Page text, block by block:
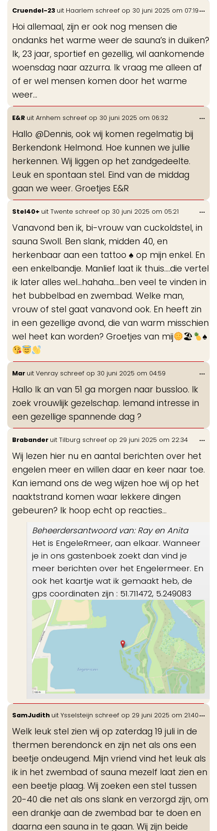
Cruendel-23 uit Haarlem schreef op 30 juni 2025 om 07:19
Hoi allemaal, zijn er ook nog mensen die
ondanks het warme weer de sauna’s in duiken?
Ik, 23 jaar, sportief en gezellig, wil aankomende
woensdag naar azzurra. Ik vraag me alleen af
of er wel mensen komen door het warme
weer…
...
E&R uit Arnhem schreef op 30 juni 2025 om 06:32
Hallo @Dennis, ook wij komen regelmatig bij
Berkendonk Helmond. Hoe kunnen we jullie
herkennen. Wij liggen op het zandgedeelte.
Leuk en spontaan stel. Eind van de middag
gaan we weer. Groetjes E&R
...
Stel40+ uit Twente schreef op 30 juni 2025 om 05:21
Vanavond ben ik, bi-vrouw van cuckoldstel, in
sauna Swoll. Ben slank, midden 40, en
herkenbaar aan een tattoo ♠️ op mijn enkel. En
een enkelbandje. Manlief laat ik thuis....die vertel
ik later alles wel...hahaha....ben veel te vinden in
het bubbelbad en zwembad. Welke man,
vrouw of stel gaat vanavond ook. En heeft zin
in een gezellige avond, die van warm misschien
wel heet kan worden? Groetjes van mij
🏖 ♠️
...
Mar uit Venray schreef op 30 juni 2025 om 04:59
Hallo Ik an van 51 ga morgen naar bussloo. Ik
zoek vrouwlijk gezelschap. Iemand intresse in
een gezellige spannende dag ?
...
Brabander uit Tilburg schreef op 29 juni 2025 om 22:34
Wij lezen hier nu en aantal berichten over het
engelen meer en willen daar en keer naar toe.
Kan iemand ons de weg wijzen hoe wij op het
naaktstrand komen waar lekkere dingen
gebeuren? Ik hoop echt op reacties...
Beheerdersantwoord van: Ray en Anita
Het is EngeleRmeer, aan elkaar. Wanneer
je in ons gastenboek zoekt dan vind je
meer berichten over het Engelermeer. En
ook het kaartje wat ik gemaakt heb, de
gps coordinaten zijn : 51.711472, 5.249083
...
SamJudith uit Ysselsteijn schreef op 29 juni 2025 om 21:40
Welk leuk stel zien wij op zaterdag 19 juli in de
thermen berendonck en zijn net als ons een
beetje ondeugend. Mijn vriend vind het leuk als
ik in het zwembad of sauna mezelf laat zien en
een beetje plaag. Wij zoeken een stel tussen
20-40 die net als ons slank en verzorgd zijn, om
een drankje aan de zwembad bar te doen en
daarna een sauna in te gaan. Wij zijn beide
...